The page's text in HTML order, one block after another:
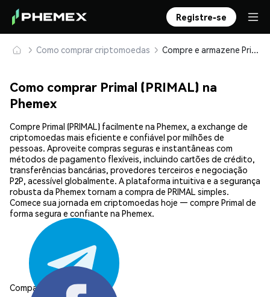
Registre-se
Como comprar criptomoedas Compre e armazene Primal (PRIMAL) com segurança
Como comprar Primal (PRIMAL) na
Phemex
Compre Primal (PRIMAL) facilmente na Phemex, a exchange de
criptomoedas mais eficiente e confiável por milhões de
pessoas. Aproveite compras seguras e instantâneas com
métodos de pagamento flexíveis, incluindo cartões de crédito,
transferências bancárias, provedores terceiros e negociação
P2P, acessível globalmente. A plataforma intuitiva e a segurança
robusta da Phemex tornam a compra de PRIMAL simples.
Comece sua jornada em criptomoedas hoje — compre Primal de
forma segura e confiante na Phemex.
Compartilhar: